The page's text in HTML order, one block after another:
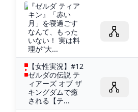
『ゼルダ ティア
キン』「赤い
月」を寝過ごす
なんて、もった
いない！ 実は料
理が“大...
【女性実況】#12
ゼルダの伝説 テ
ィアーズ オブ ザ
キングダムで癒
される【テ...